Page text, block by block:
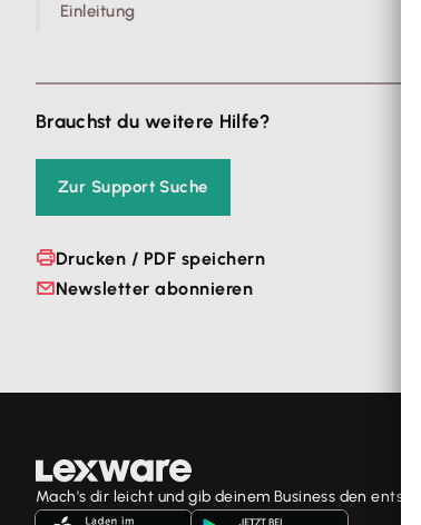
Einleitung
Brauchst du weitere Hilfe?
Zur Support Suche
Drucken / PDF speichern
Newsletter abonnieren
Mach's dir leicht und gib deinem Business den